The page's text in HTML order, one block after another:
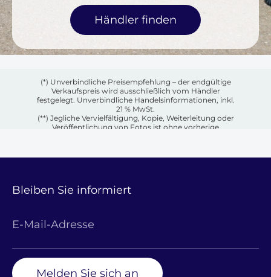
Händler finden
(*) Unverbindliche Preisempfehlung – der endgültige
Verkaufspreis wird ausschließlich vom Händler
festgelegt. Unverbindliche Handelsinformationen, inkl.
21 % MwSt.
(**) Jegliche Vervielfältigung, Kopie, Weiterleitung oder
Veröffentlichung von Fotos ist ohne vorherige
Bleiben Sie informiert
E-Mail-Adresse
Melden Sie sich an